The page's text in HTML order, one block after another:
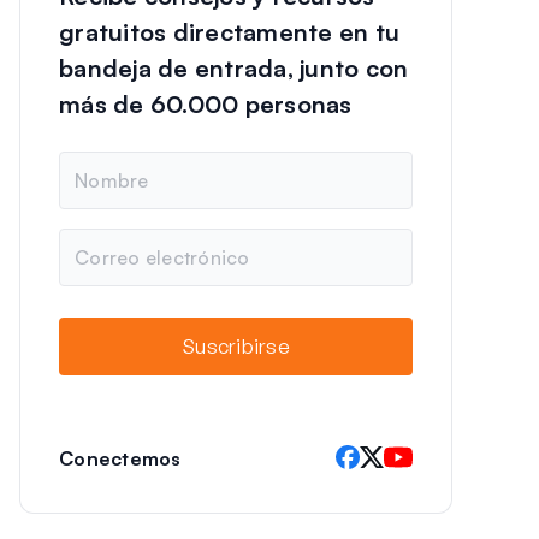
gratuitos directamente en tu
bandeja de entrada, junto con
más de 60.000 personas
m
b
r
e
t
ó
Suscribirse
Conectemos